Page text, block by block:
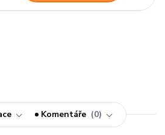
Komentáře 0